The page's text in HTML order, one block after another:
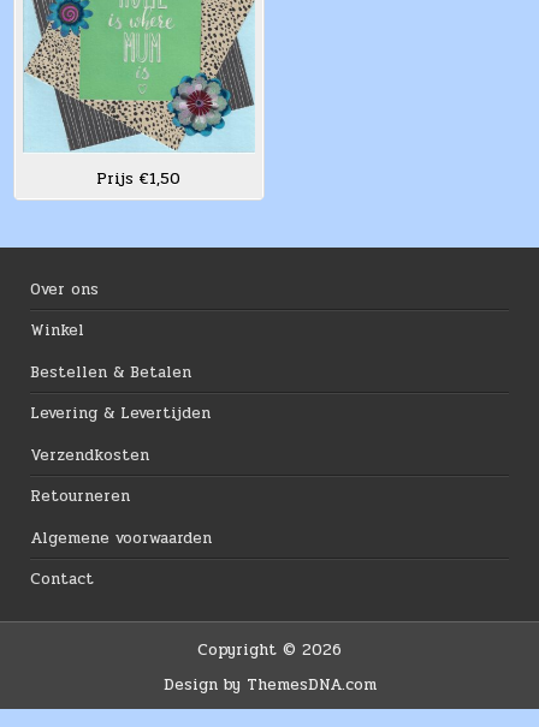
Prijs €1,50
Over ons
Winkel
Bestellen & Betalen
Levering & Levertijden
Verzendkosten
Retourneren
Algemene voorwaarden
Contact
Copyright © 2026
Design by ThemesDNA.com